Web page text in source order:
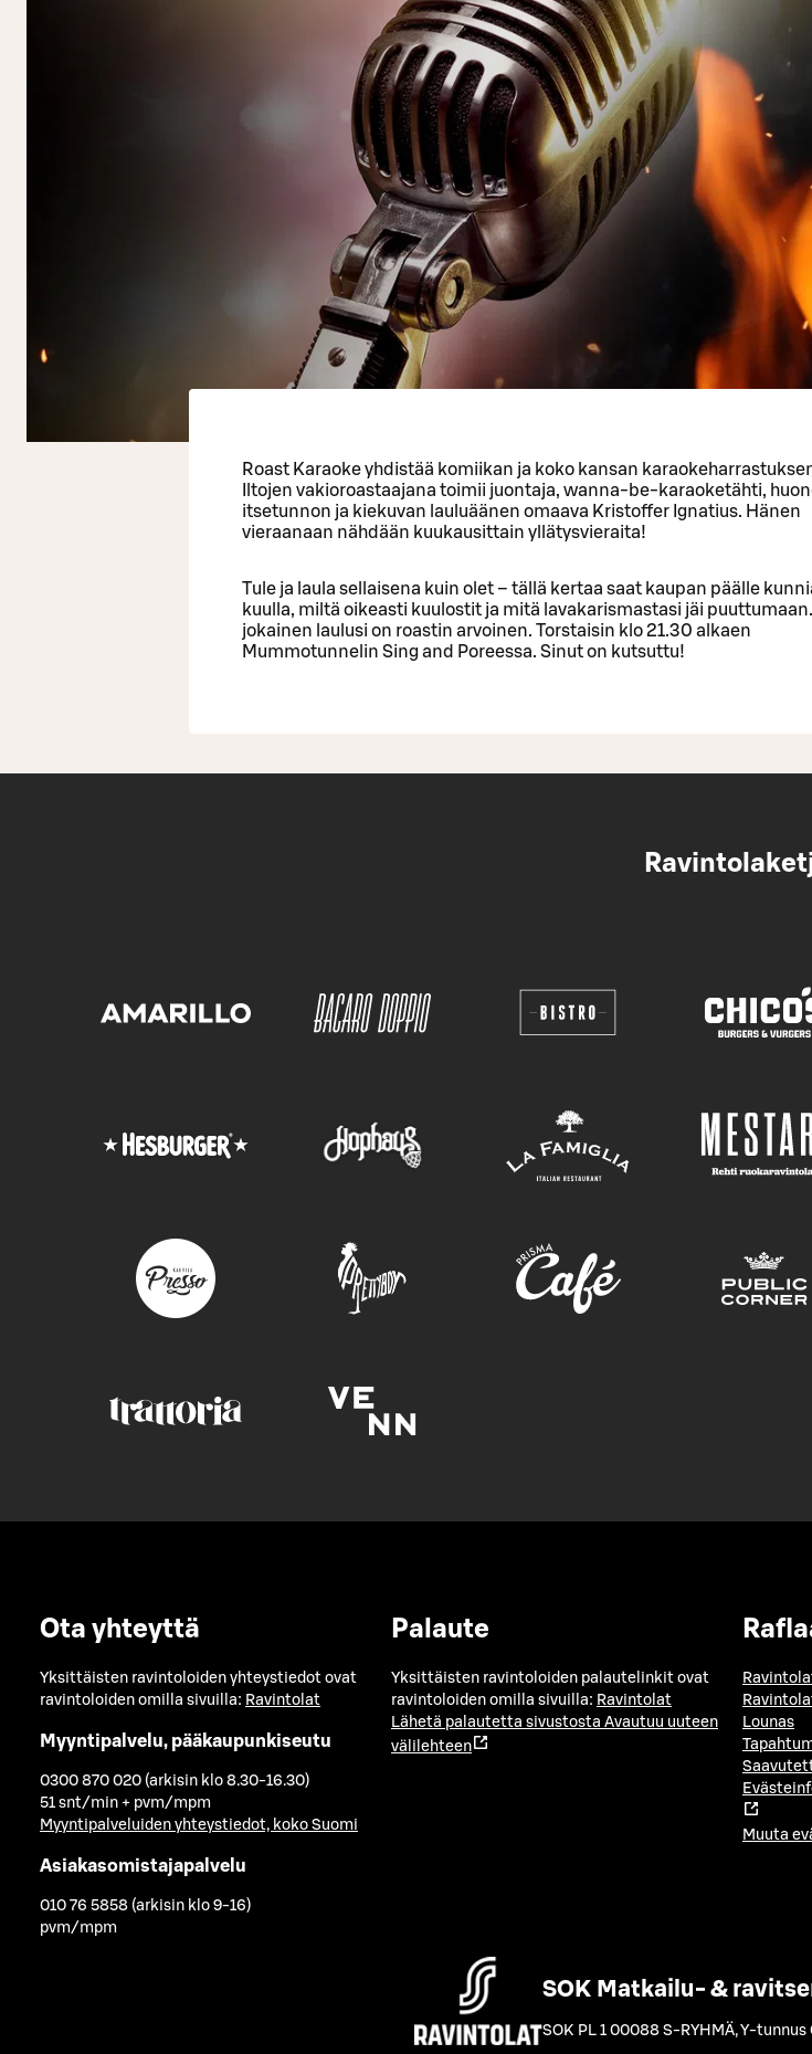
Roast Karaoke yhdistää komiikan ja koko kansan
Iltojen vakioroastaajana toimii juontaja, wanna-be-karaoketähti,
itsetunnon ja kiekuvan lauluäänen omaava Kristoffer Ignatius. Hänen
vieraanaan nähdään kuukausittain yllätysvieraita!
Tule ja laula sellaisena kuin olet – tällä kertaa saat kaupan päälle
kuulla, miltä oikeasti kuulostit ja mitä lavakarismastasi jäi
jokainen laulusi on roastin arvoinen. Torstaisin klo 21.30 alkaen
Mummotunnelin Sing and Poreessa. Sinut on kutsuttu!
Ota yhteyttä
Yksittäisten ravintoloiden yhteystiedot ovat
ravintoloiden omilla sivuilla: Ravintolat
Myyntipalvelu, pääkaupunkiseutu
0300 870 020 (arkisin klo 8.30-16.30)
51 snt/min + pvm/mpm
Myyntipalveluiden yhteystiedot, koko Suomi
Asiakasomistajapalvelu
010 76 5858 (arkisin klo 9-16)
pvm/mpm
Palaute
Yksittäisten ravintoloiden palautelinkit ovat
ravintoloiden omilla sivuilla: Ravintolat
Lähetä palautetta sivustosta Avautuu uuteen
välilehteen
Lounas
Muuta
SOK Matkailu- &
SOK PL 1 00088 S-RYHMÄ,Y-tunnus